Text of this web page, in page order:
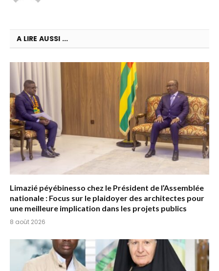
A LIRE AUSSI ...
Limazié péyébinesso chez le Président de l’Assemblée
nationale : Focus sur le plaidoyer des architectes pour
une meilleure implication dans les projets publics
8 août 2026